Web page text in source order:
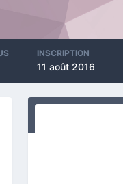
INSCRIPTION
11 août 2016